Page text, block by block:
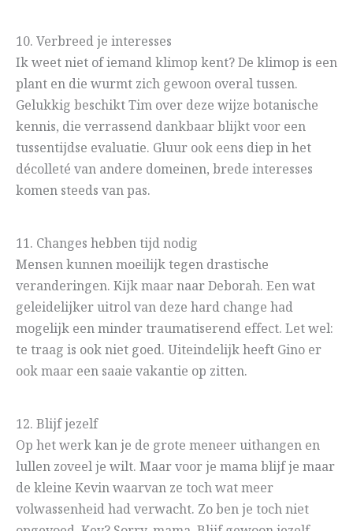
10. Verbreed je interesses
Ik weet niet of iemand klimop kent? De klimop is een
plant en die wurmt zich gewoon overal tussen.
Gelukkig beschikt Tim over deze wijze botanische
kennis, die verrassend dankbaar blijkt voor een
tussentijdse evaluatie. Gluur ook eens diep in het
décolleté van andere domeinen, brede interesses
komen steeds van pas.
11. Changes hebben tijd nodig
Mensen kunnen moeilijk tegen drastische
veranderingen. Kijk maar naar Deborah. Een wat
geleidelijker uitrol van deze hard change had
mogelijk een minder traumatiserend effect. Let wel:
te traag is ook niet goed. Uiteindelijk heeft Gino er
ook maar een saaie vakantie op zitten.
12. Blijf jezelf
Op het werk kan je de grote meneer uithangen en
lullen zoveel je wilt. Maar voor je mama blijf je maar
de kleine Kevin waarvan ze toch wat meer
volwassenheid had verwacht. Zo ben je toch niet